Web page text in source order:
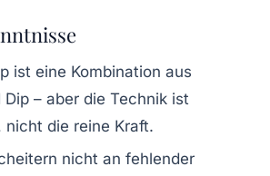
ist eine Kombination aus
Dip – aber die Technik ist
nicht die reine Kraft.
nicht an fehlender